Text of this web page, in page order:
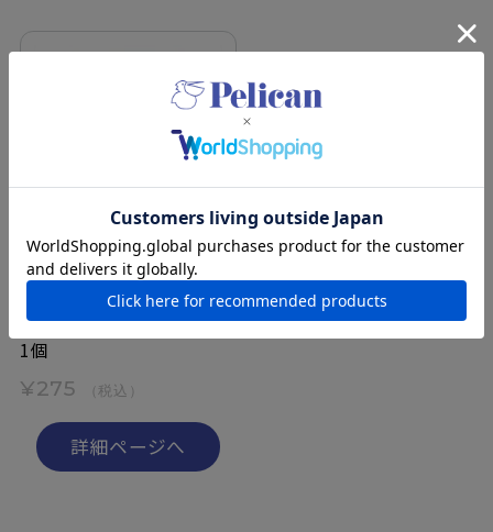
ペリカン自然派石けん はと
1個
¥275 （税込）
詳細ページへ